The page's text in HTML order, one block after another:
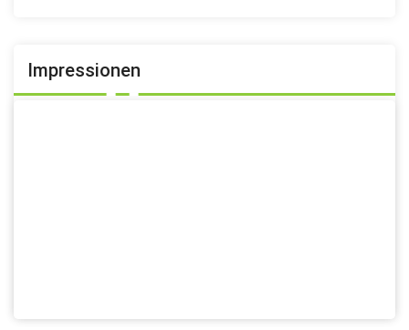
Impressionen